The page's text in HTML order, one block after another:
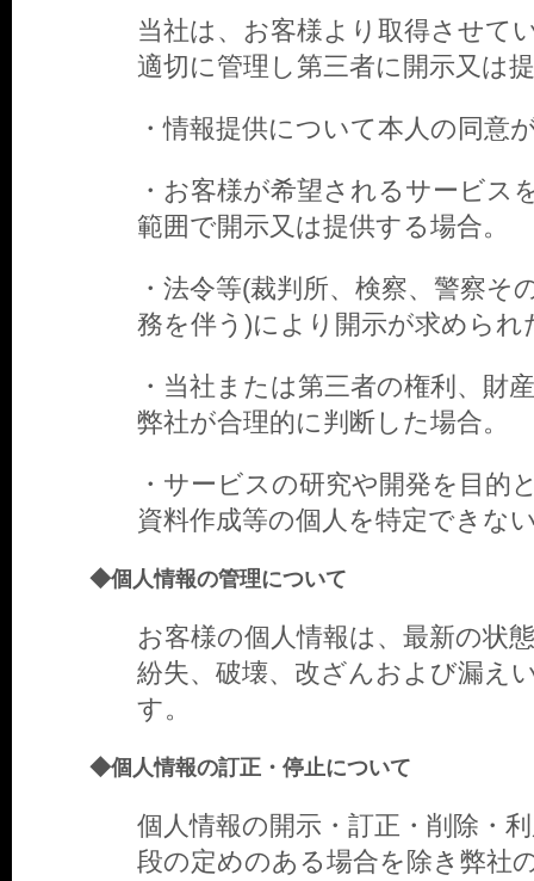
当社は、お客様より取得させて
適切に管理し第三者に開示又は
・情報提供について本人の同意
・お客様が希望されるサービス
範囲で開示又は提供する場合。
・法令等(裁判所、検察、警察
務を伴う)により開示が求められ
・当社または第三者の権利、財
弊社が合理的に判断した場合。
・サービスの研究や開発を目的
資料作成等の個人を特定できな
◆個人情報の管理について
お客様の個人情報は、最新の状
紛失、破壊、改ざんおよび漏え
す。
◆個人情報の訂正・停止について
個人情報の開示・訂正・削除・
段の定めのある場合を除き弊社